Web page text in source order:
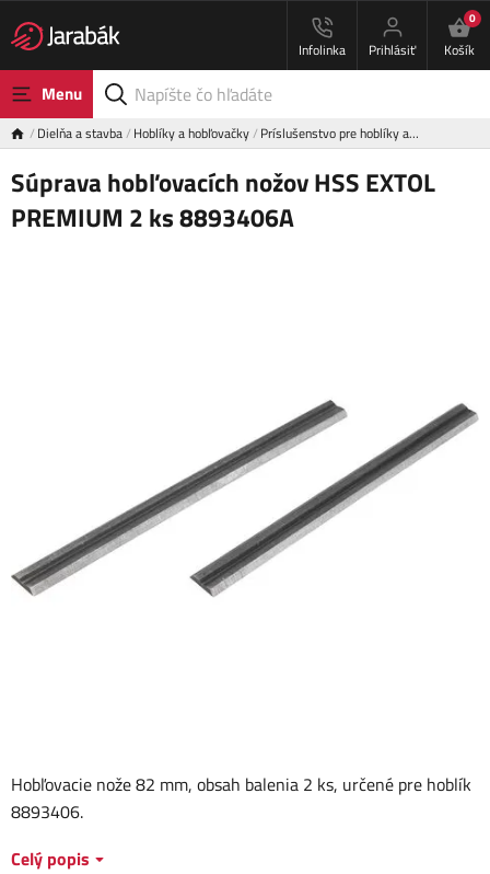
Infolinka Prihlásiť
0
Košík
Menu
Dielňa a stavba Hoblíky a hobľovačky Príslušenstvo pre hoblíky a…
Súprava hobľovacích nožov HSS EXTOL
PREMIUM 2 ks 8893406A
Hobľovacie nože 82 mm, obsah balenia 2 ks, určené pre hoblík
8893406.
Celý popis